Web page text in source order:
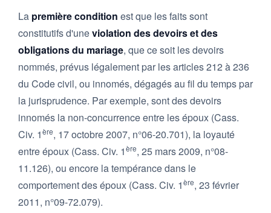
La première condition est que les faits sont
constitutifs d'uneviolation des devoirs et des
obligations du mariage, que ce soit les devoirs
nommés, prévus légalement par les articles 212 à 236
du Code civil, ou innomés, dégagés au fil du temps par
la jurisprudence. Par exemple, sont des devoirs
innomés la non-concurrence entre les époux (Cass.
Civ. 1ère, 17 octobre 2007, n°06-20.701), la loyauté
entre époux (Cass. Civ. 1ère, 25 mars 2009, n°08-
11.126), ou encore la tempérance dans le
comportement des époux (Cass. Civ. 1ère, 23 février
2011, n°09-72.079).